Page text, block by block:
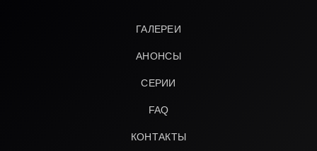
ГАЛЕРЕИ
АНОНСЫ
СЕРИИ
FAQ
КОНТАКТЫ